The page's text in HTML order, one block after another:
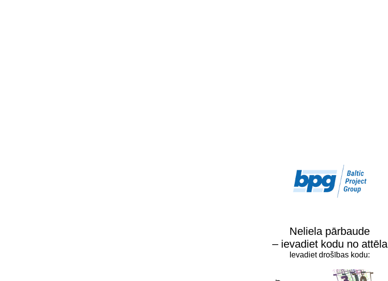
Neliela pārbaude
– ievadiet kodu no attēla
Ievadiet drošības kodu: